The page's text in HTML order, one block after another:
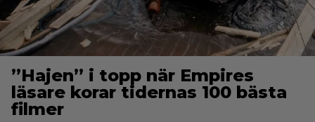
”Hajen” i topp när Empires
läsare korar tidernas 100 bästa
filmer